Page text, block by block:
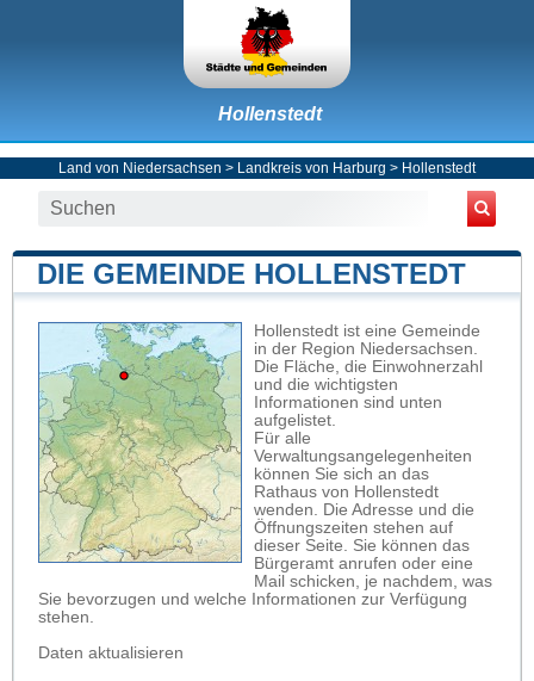
Hollenstedt
Land von Niedersachsen > Landkreis von Harburg > Hollenstedt
DIE GEMEINDE HOLLENSTEDT
Hollenstedt ist eine Gemeinde
in der Region Niedersachsen.
Die Fläche, die Einwohnerzahl
und die wichtigsten
Informationen sind unten
aufgelistet.
Für alle
Verwaltungsangelegenheiten
können Sie sich an das
Rathaus von Hollenstedt
wenden. Die Adresse und die
Öffnungszeiten stehen auf
dieser Seite. Sie können das
Bürgeramt anrufen oder eine
Mail schicken, je nachdem, was
Sie bevorzugen und welche Informationen zur Verfügung
stehen.
Daten aktualisieren